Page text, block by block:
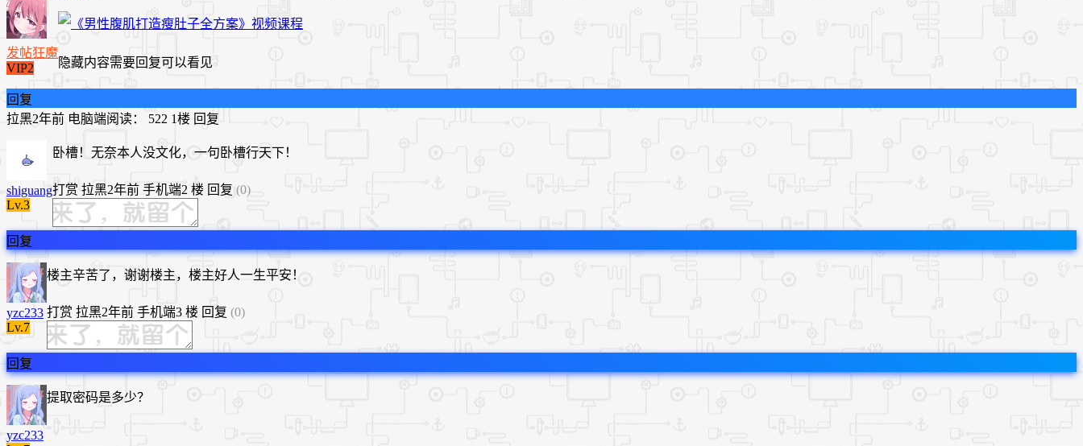
发帖狂魔
VIP2
隐藏内容需要回复可以看见
回复
拉黑2年前 电脑端阅读： 522 1楼 回复
shiguang
Lv.3
卧槽！无奈本人没文化，一句卧槽行天下！
打赏 拉黑2年前 手机端2 楼 回复 (0)
回复
yzc233
Lv.7
楼主辛苦了，谢谢楼主，楼主好人一生平安！
打赏 拉黑2年前 手机端3 楼 回复 (0)
回复
yzc233
提取密码是多少？